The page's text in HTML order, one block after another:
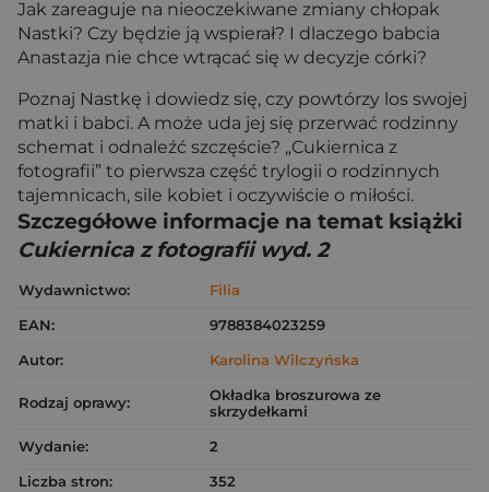
Jak zareaguje na nieoczekiwane zmiany chłopak
Nastki? Czy będzie ją wspierał? I dlaczego babcia
Anastazja nie chce wtrącać się w decyzje córki?
Poznaj Nastkę i dowiedz się, czy powtórzy los swojej
matki i babci. A może uda jej się przerwać rodzinny
schemat i odnaleźć szczęście? „Cukiernica z
fotografii” to pierwsza część trylogii o rodzinnych
tajemnicach, sile kobiet i oczywiście o miłości.
Szczegółowe informacje na temat książki
Cukiernica z fotografii wyd. 2
Wydawnictwo:
Filia
EAN:
9788384023259
Autor:
Karolina Wilczyńska
Rodzaj oprawy:
Okładka broszurowa ze
skrzydełkami
Wydanie:
2
Liczba stron:
352